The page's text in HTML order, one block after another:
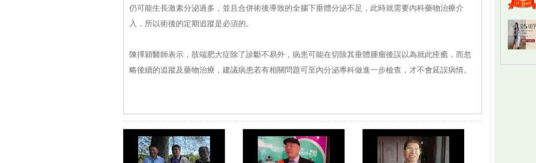
仍可能生長激素分泌過多，並且合併術後導致的全腦下垂體分泌不足，此時就需要內科藥物治療介
入，所以術後的定期追蹤是必須的。
陳擇穎醫師表示，肢端肥大症除了診斷不易外，病患可能在切除其垂體腫瘤後誤以為就此痊癒，而忽
略後續的追蹤及藥物治療，建議病患若有相關問題可至內分泌專科做進一步檢查，才不會延誤病情。